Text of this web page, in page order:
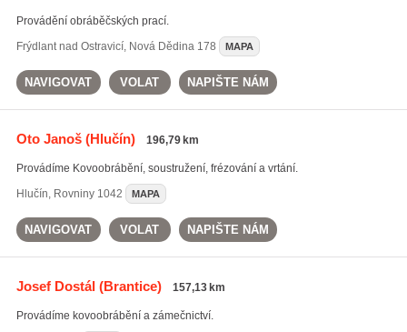
Provádění obráběčských prací.
Frýdlant nad Ostravicí, Nová Dědina 178 MAPA
NAVIGOVAT VOLAT NAPIŠTE NÁM
Oto Janoš(Hlučín) 196,79 km
Provádíme Kovoobrábění, soustružení, frézování a vrtání.
Hlučín, Rovniny 1042 MAPA
NAVIGOVAT VOLAT NAPIŠTE NÁM
Josef Dostál(Brantice) 157,13 km
Provádíme kovoobrábění a zámečnictví.